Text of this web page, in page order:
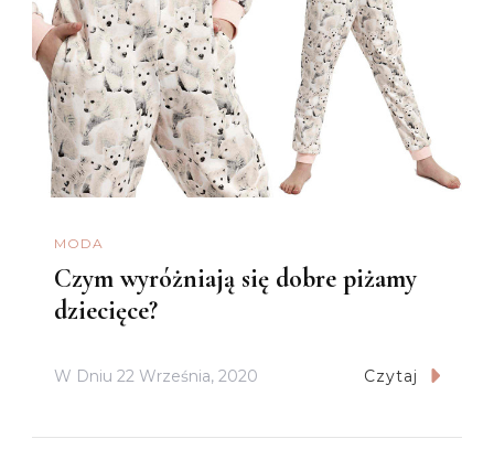
MODA
Czym wyróżniają się dobre piżamy
dziecięce?
W Dniu 22 Września, 2020 Czytaj